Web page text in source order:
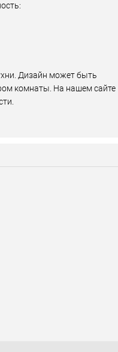
Дизайн может быть
комнаты. На нашем сайте